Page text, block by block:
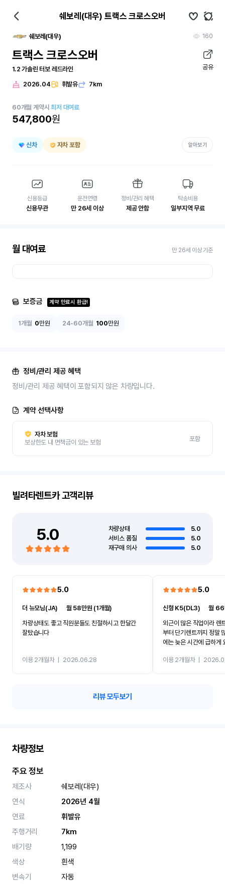
쉐보레(대우) 트랙스 크로스오버
쉐보레(대우) 160
트랙스 크로스오버
1.2 가솔린 터보 레드라인 공유
2026.04 휘발유 7km
60개월 계약시최저 대여료
547,800원
신차 자차 포함 알아보기
신용등급
신용무관
운전연령
만 26세 이상
정비/관리 혜택
제공 안함
탁송비용
일부지역 무료
월 대여료 만 26세 이상 기준
보증금 계약 만료시 환급!
1개월 0만원 24-60개월 100만원
정비/관리 제공 혜택
정비/관리 제공 혜택이 포함되지 않은 차량입니다.
계약 선택사항
자차 보험
보상한도 내 면책금이 있는 보험
포함
빌려타렌트카고객리뷰
5.0 차량상태
5.0
서비스 품질
5.0
재구매 의사
5.0
5.0
더 뉴모닝(JA)
월 58만원 (1개월)
차량상태도 좋고 직원분들도 친절하시고 한달간
잘탔습니다
이용 2개월차ㅣ 2026.06.28
5.0
신형 K5(DL3) ㅣ월 66
외근이 많은 직업이라 렌
부터 단기렌트까지 정말
에는 늦은 시간에 급하게
무엇보다 직원분들의 친
이용 2개월차ㅣ
리뷰 모두보기
차량정보
주요 정보
제조사
쉐보레(대우)
연식
2026년 4월
연료
휘발유
주행거리
7km
배기량
1,199
색상
흰색
변속기
자동